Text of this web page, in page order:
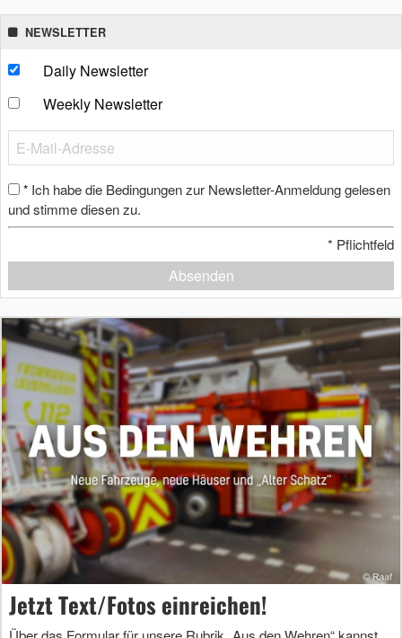
NEWSLETTER
Daily Newsletter
Weekly Newsletter
* Ich habe die Bedingungen zur Newsletter-Anmeldung gelesen
und stimme diesen zu.
* Pflichtfeld
Absenden
Jetzt Text/Fotos einreichen!